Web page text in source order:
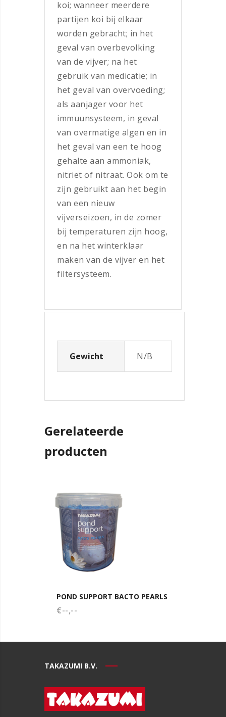
koi; wanneer meerdere
partijen koi bij elkaar
worden gebracht; in het
geval van overbevolking
van de vijver; na het
gebruik van medicatie; in
het geval van overvoeding;
als aanjager voor het
immuunsysteem, in geval
van overmatige algen en in
het geval van een te hoog
gehalte aan ammoniak,
nitriet of nitraat. Ook om te
zijn gebruikt aan het begin
van een nieuw
vijverseizoen, in de zomer
bij temperaturen zijn hoog,
en na het winterklaar
maken van de vijver en het
filtersysteem.
Gewicht N/B
Gerelateerde
producten
POND SUPPORT BACTO PEARLS
€--,--
TAKAZUMI B.V.